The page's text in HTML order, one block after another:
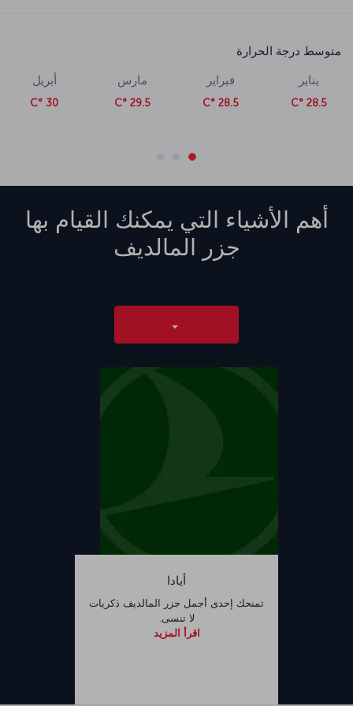
متوسط درجة الحرارة
يناير
28.5 °C
فبراير
28.5 °C
مارس
29.5 °C
أبريل
30 °C
أهم الأشياء التي يمكنك القيام بها
جزر المالديف
أيادا
تمنحك إحدى أجمل جزر المالديف ذكريات
لا تنسى.
اقرأ المزيد